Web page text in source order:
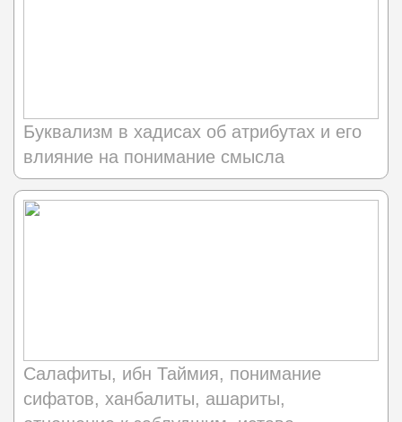
Буквализм в хадисах об атрибутах и его
влияние на понимание смысла
Салафиты, ибн Таймия, понимание
сифатов, ханбалиты, ашариты,